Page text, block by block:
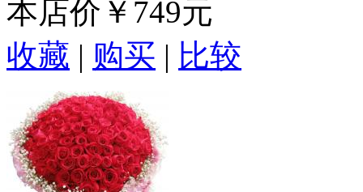
本店价 ￥749元
收藏 | 购买 | 比较